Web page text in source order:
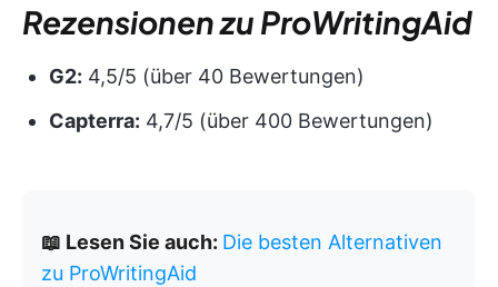
Rezensionen zu ProWritingAid
G2: 4,5/5 (über 40 Bewertungen)
Capterra: 4,7/5 (über 400 Bewertungen)
📖 Lesen Sie auch: Die besten Alternativen
zu ProWritingAid